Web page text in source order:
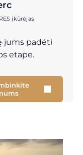
įkūrėjas
jums padėti
etape.